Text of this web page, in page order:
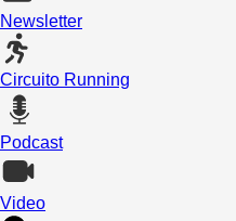
Newsletter
Circuito Running
Podcast
Video